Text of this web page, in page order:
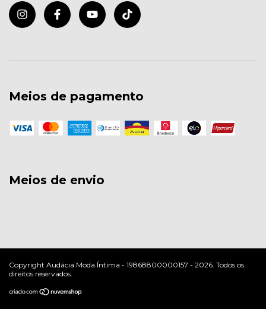
Meios de pagamento
Meios de envio
Copyright Audácia Moda Íntima - 19868800000157 - 2026. Todos os
direitos reservados.